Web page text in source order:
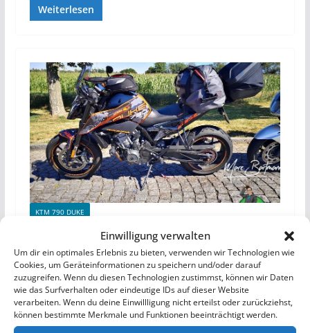
Einwilligung verwalten
Um dir ein optimales Erlebnis zu bieten, verwenden wir Technologien wie
Cookies, um Geräteinformationen zu speichern und/oder darauf
zuzugreifen. Wenn du diesen Technologien zustimmst, können wir Daten
wie das Surfverhalten oder eindeutige IDs auf dieser Website
verarbeiten. Wenn du deine Einwillligung nicht erteilst oder zurückziehst,
können bestimmte Merkmale und Funktionen beeinträchtigt werden.
Weiterlesen
KTM 790 DUKE
Marc
Gepäckunterbringung, Koffer,
Taschen, Topcase – KTM 790
Duke